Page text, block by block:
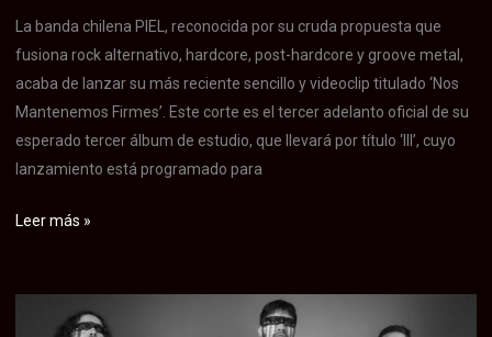
Escritos
La banda chilena PIEL, reconocida por su cruda propuesta que
fusiona rock alternativo, hardcore, post-hardcore y groove metal,
acaba de lanzar su más reciente sencillo y videoclip titulado ‘Nos
Mantenemos Firmes’. Este corte es el tercer adelanto oficial de su
esperado tercer álbum de estudio, que llevará por título ‘III’, cuyo
lanzamiento está programado para
PIEL
Leer más »